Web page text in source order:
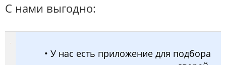
С нами выгодно:
• У нас есть приложение для подбора